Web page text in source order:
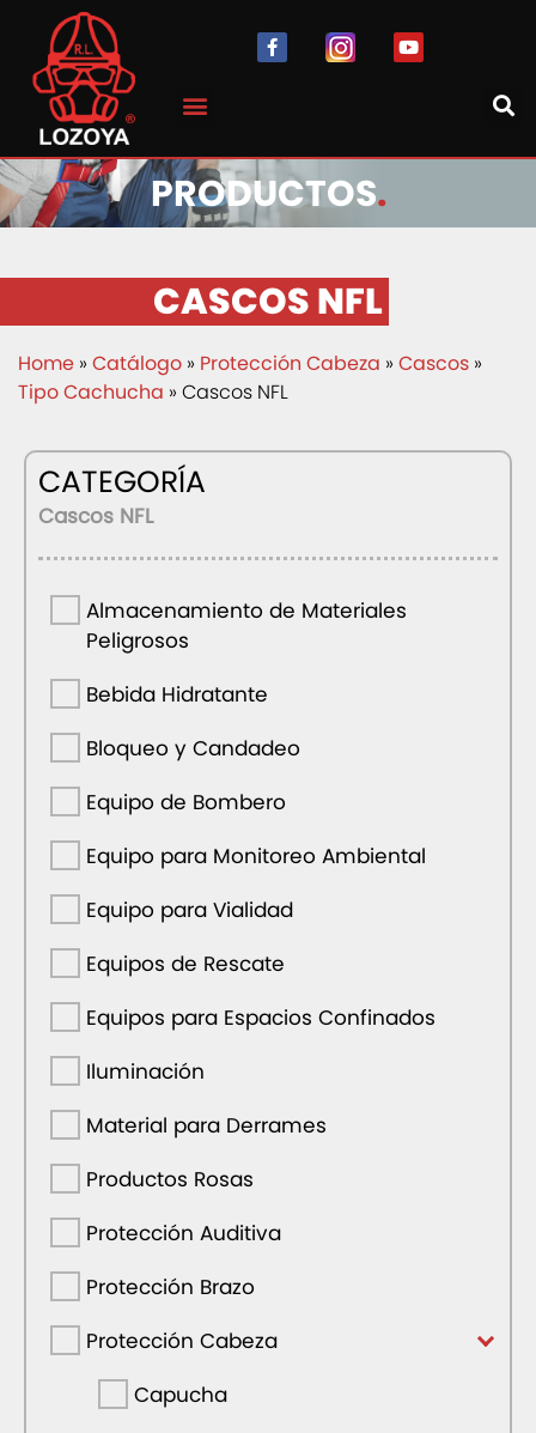
PRODUCTOS.
CASCOS NFL
Home » Catálogo » Protección Cabeza » Cascos »
Tipo Cachucha » Cascos NFL
CATEGORÍA
Cascos NFL
Almacenamiento de Materiales
Peligrosos
Bebida Hidratante
Bloqueo y Candadeo
Equipo de Bombero
Equipo para Monitoreo Ambiental
Equipo para Vialidad
Equipos de Rescate
Equipos para Espacios Confinados
Iluminación
Material para Derrames
Productos Rosas
Protección Auditiva
Protección Brazo
Protección Cabeza
Capucha